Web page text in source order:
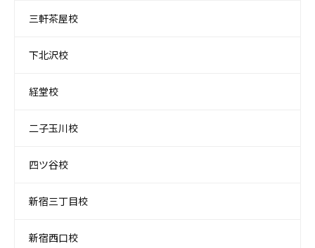
三軒茶屋校
下北沢校
経堂校
二子玉川校
四ツ谷校
新宿三丁目校
新宿西口校